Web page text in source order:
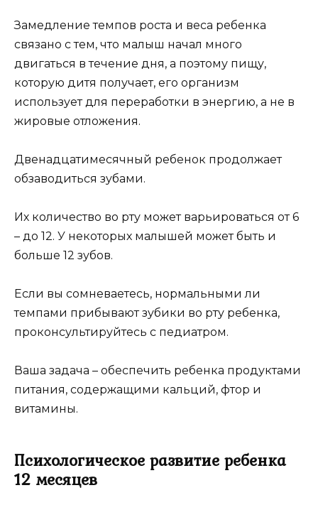
Замедление темпов роста и веса ребенка
связано с тем, что малыш начал много
двигаться в течение дня, а поэтому пищу,
которую дитя получает, его организм
использует для переработки в энергию, а не в
жировые отложения.
Двенадцатимесячный ребенок продолжает
обзаводиться зубами.
Их количество во рту может варьироваться от 6
– до 12. У некоторых малышей может быть и
больше 12 зубов.
Если вы сомневаетесь, нормальными ли
темпами прибывают зубики во рту ребенка,
проконсультируйтесь с педиатром.
Ваша задача – обеспечить ребенка продуктами
питания, содержащими кальций, фтор и
витамины.
Психологическое развитие ребенка
12 месяцев